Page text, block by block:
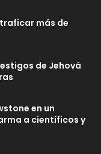
más de
de Jehová
en un
a científicos y